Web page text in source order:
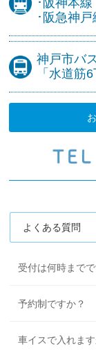
･阪急神戸
神戸市バ
「水道筋
よくある質問
受付は何時まで
予約制ですか？
車イスで入れます